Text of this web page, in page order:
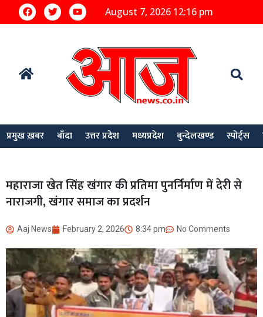
August 7, 2026 12:16 pm
प्रमुख ख़बर बाँदा उत्तर प्रदेश मध्यप्रदेश बुन्देलखण्ड स्पोर्ट्स
महाराजा खेत सिंह खंगार की प्रतिमा पुनर्निर्माण में देरी से
नाराजगी, खंगार समाज का प्रदर्शन
Aaj News February 2, 2026 8:34 pm No Comments